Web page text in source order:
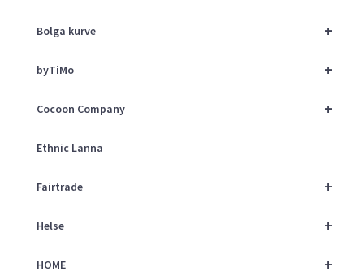
+
Bolga kurve
+
byTiMo
+
Cocoon Company
Ethnic Lanna
+
Fairtrade
+
Helse
+
HOME